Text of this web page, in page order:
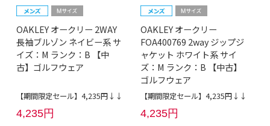
OAKLEY オークリー 2WAY
長袖ブルゾン ネイビー系 サ
イズ：M ランク：B 【中
古】ゴルフウェア
【期間限定セール】4,235円↓↓
4,235円
OAKLEY オークリー
FOA400769 2way ジップジ
ャケット ホワイト系 サイ
ズ：M ランク：B 【中古】
ゴルフウェア
【期間限定セール】4,235円↓↓
4,235円